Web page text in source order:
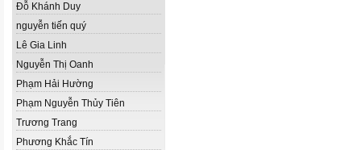
Đỗ Khánh Duy
nguyễn tiến quý
Lê Gia Linh
Nguyễn Thị Oanh
Phạm Hải Hường
Phạm Nguyễn Thủy Tiên
Trương Trang
Phương Khắc Tín